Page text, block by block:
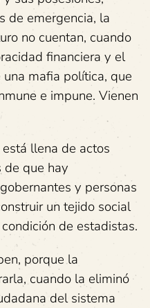
de emergencia, la
no cuentan, cuando
financiera y el
mafia política, que
e impune. Vienen
llena de actos
de que hay
y personas
un tejido social
de estadistas.
porque la
cuando la eliminó
del sistema